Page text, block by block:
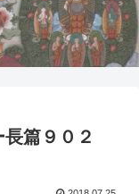
篇９０２